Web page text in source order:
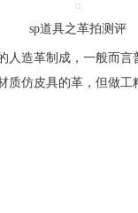
sp道具之革拍测评
人造革制成，一般而言
质仿皮具的革，但做工